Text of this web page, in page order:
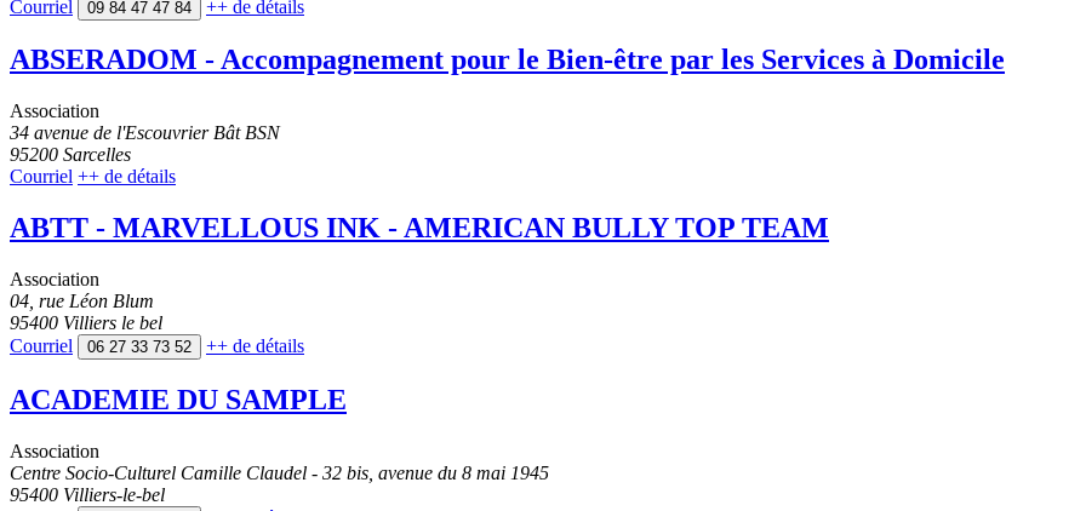
Courriel
09 84 47 47 84 ++ de détails
ABSERADOM - Accompagnement pour le Bien-être par les Services à Domicile
Association
34 avenue de l'Escouvrier Bât BSN
95200 Sarcelles
Courriel ++ de détails
ABTT - MARVELLOUS INK - AMERICAN BULLY TOP TEAM
Association
04, rue Léon Blum
95400 Villiers le bel
Courriel
06 27 33 73 52 ++ de détails
ACADEMIE DU SAMPLE
Association
Centre Socio-Culturel Camille Claudel - 32 bis, avenue du 8 mai 1945
95400 Villiers-le-bel